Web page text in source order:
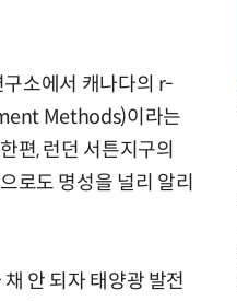
소에서 캐나다의 r-
Methods)이라는
편, 런던 서튼지구의
로도 명성을 널리 알리
안 되자 태양광 발전